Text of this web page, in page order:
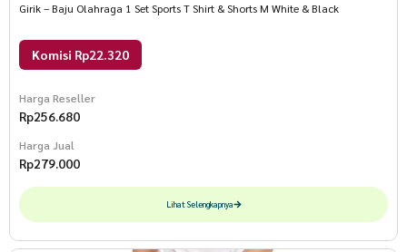
Girik – Baju Olahraga 1 Set Sports T Shirt & Shorts M White & Black
Komisi Rp22.320
Harga Reseller
Rp256.680
Harga Jual
Rp279.000
Lihat Selengkapnya